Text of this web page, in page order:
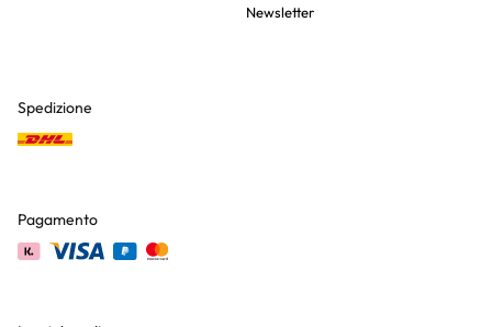
Newsletter
Spedizione
Pagamento